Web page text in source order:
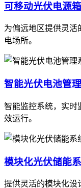
可移动光伏电源箱
为偏远地区提供灵活
电场所。
智能光伏电池管
智能监控系统，实时
效运行。
模块化光伏储能
提供灵活的模块化设